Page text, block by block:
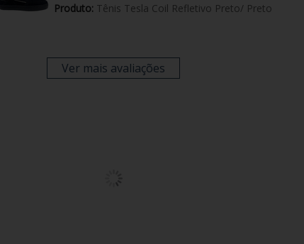
Produto: Tênis Tesla Coil Refletivo Preto/ Preto
Ver mais avaliações